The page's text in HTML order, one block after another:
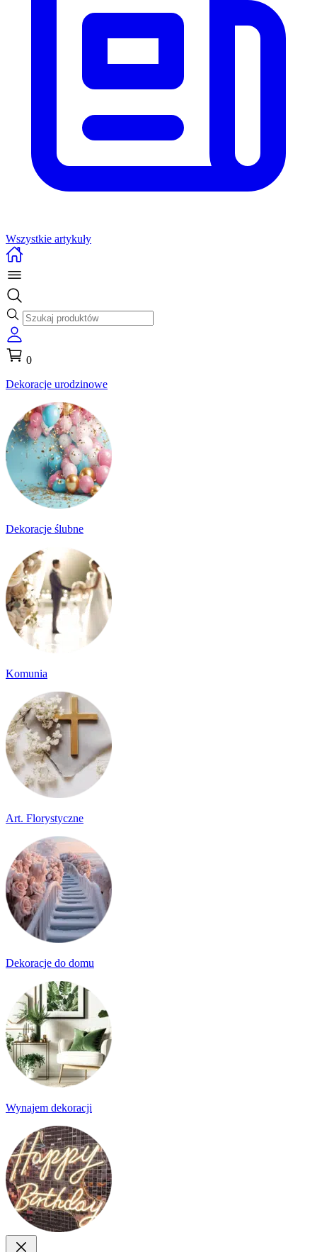
Wszystkie artykuły
0
Dekoracje urodzinowe
Dekoracje ślubne
Komunia
Art. Florystyczne
Dekoracje do domu
Wynajem dekoracji